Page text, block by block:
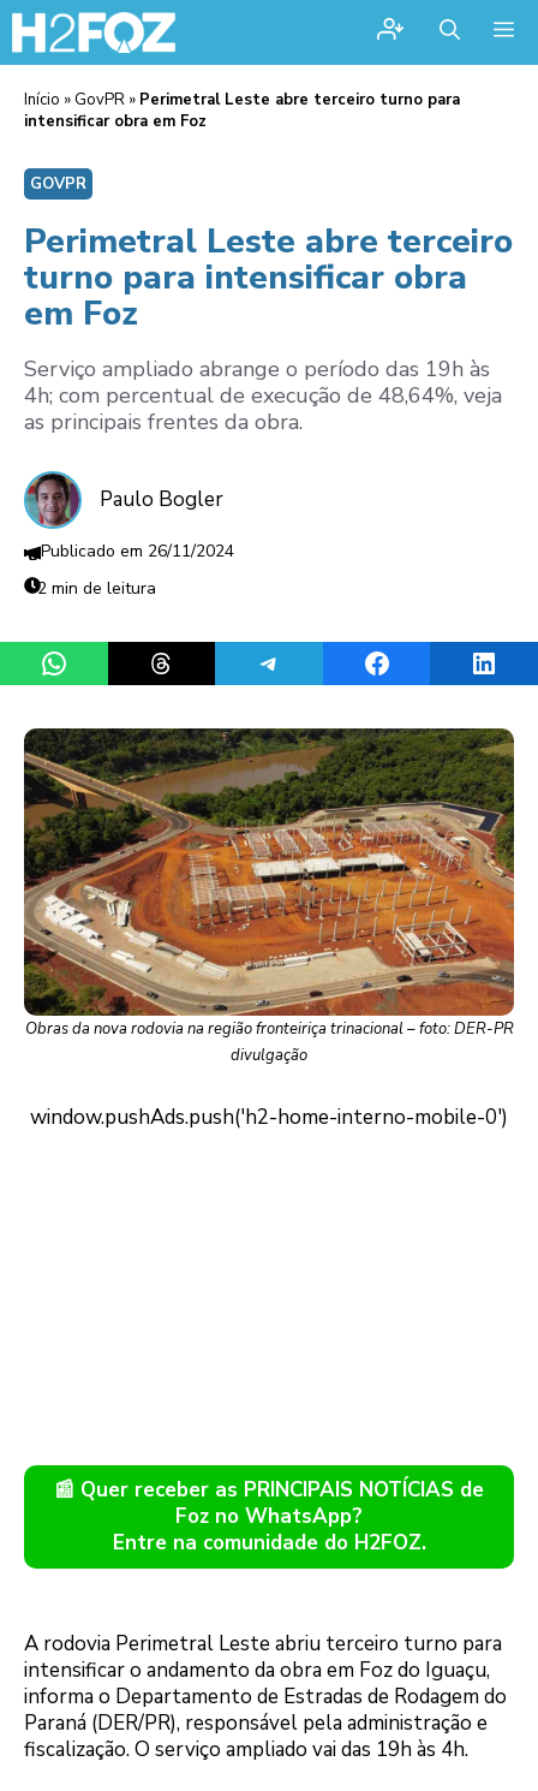
Início » GovPR » Perimetral Leste abre terceiro turno para
intensificar obra em Foz
GOVPR
Perimetral Leste abre terceiro
turno para intensificar obra
em Foz
Serviço ampliado abrange o período das 19h às
4h; com percentual de execução de 48,64%, veja
as principais frentes da obra.
Paulo Bogler
26/11/2024
2 min de leitura
Share on WhatsAppShare on ThreadsShare on TelegramShare on Facebook
Obras da nova rodovia na região fronteiriça trinacional – foto: DER-PR
divulgação
📰 Quer receber as PRINCIPAIS NOTÍCIAS de
Foz no WhatsApp?
Entre na comunidade do H2FOZ.
A rodovia Perimetral Leste abriu terceiro turno para
intensificar o andamento da obra em Foz do Iguaçu,
informa o Departamento de Estradas de Rodagem do
Paraná (DER/PR), responsável pela administração e
fiscalização. O serviço ampliado vai das 19h às 4h.